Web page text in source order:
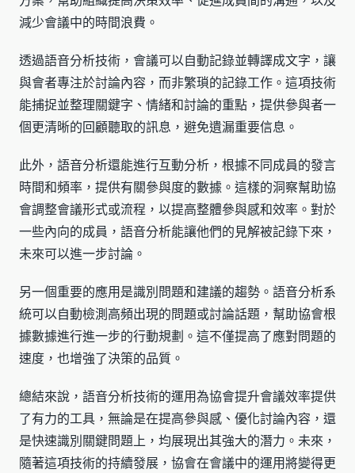
減少會議中的時間浪費。
透過語音分析技術，會議可以自動記錄並轉譯成文字，讓
與會者專注於討論內容，而非繁瑣的記錄工作。這項技術
能捕捉並整理關鍵字、情緒和討論的重點，提供參與者一
個更清晰的回顧聽取的訊息，避免遺漏重要信息。
此外，語音分析還能進行互動分析，根據不同成員的發言
時間和頻率，提供有關參與度的數據。這樣的洞察幫助協
會調整會議形式或流程，以提高整體參與感和效率。對於
一些內向的成員，語音分析能讓他們的見解被記錄下來，
未來可以進一步討論。
另一個重要的應用是識別問題和建議的趨勢。語音分析系
統可以自動檢測高頻出現的問題或討論話題，幫助協會根
據數據進行進一步的行動規劃。這不僅提高了應對問題的
速度，也增強了決策的品質。
總結來說，語音分析技術的運用為協會提升會議效率提供
了有力的工具，無論是在提高參與感、優化討論內容，還
是快速識別關鍵問題上，均展現出其強大的潛力。未來，
隨著這項技術的持續發展，協會在會議中的運用將變得更